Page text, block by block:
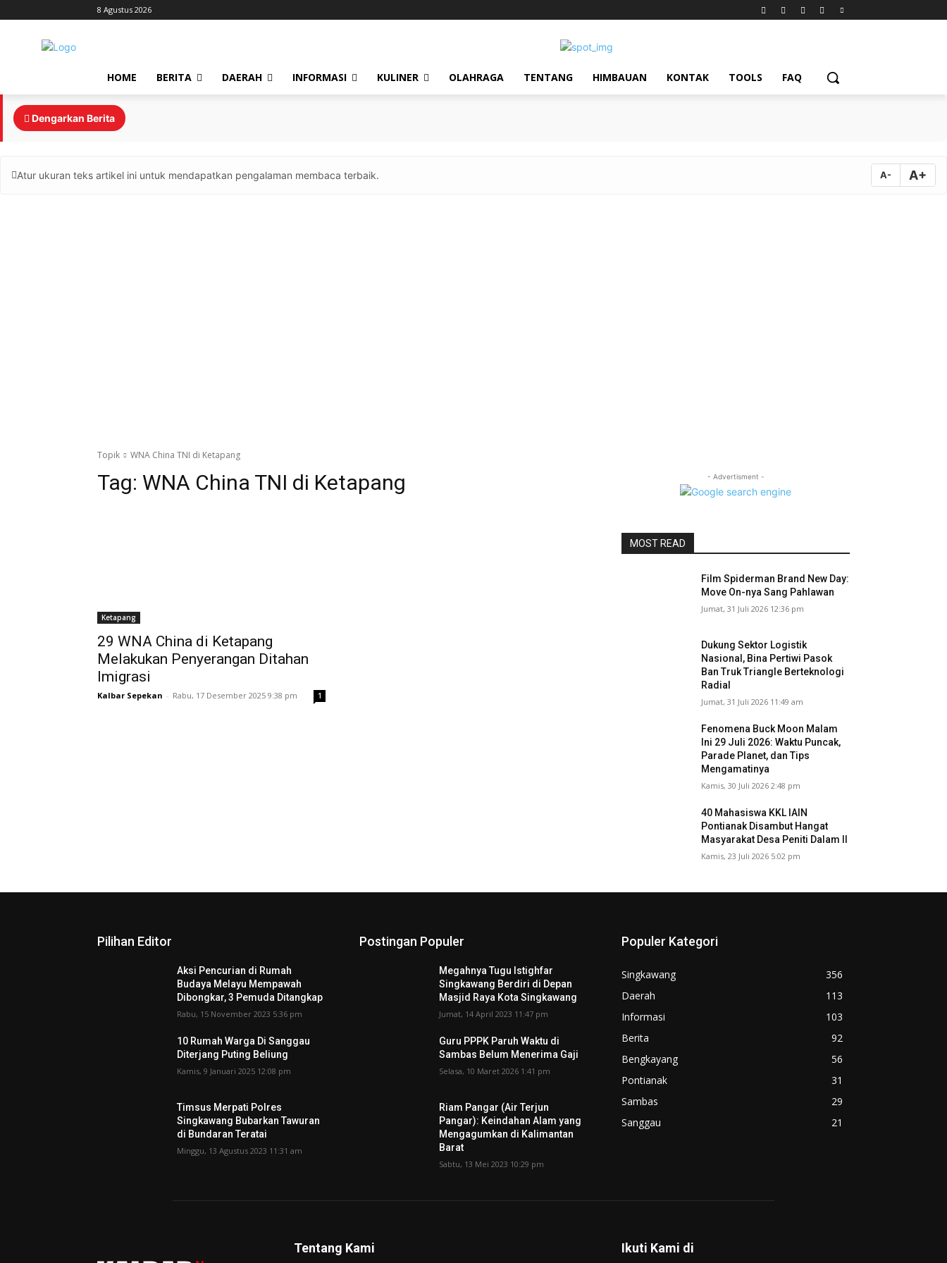
8 Agustus 2026
HOME BERITA DAERAH INFORMASI KULINER OLAHRAGA TENTANG HIMBAUAN KONTAK TOOLS FAQ
Dengarkan Berita
Atur ukuran teks artikel ini untuk mendapatkan pengalaman membaca terbaik. A- A+
Topik WNA China TNI di Ketapang
Tag: WNA China TNI di Ketapang
Ketapang
29 WNA China di Ketapang
Melakukan Penyerangan Ditahan
Imigrasi
Kalbar Sepekan - Rabu, 17 Desember 2025 9:38 pm 1
- Advertisment -
MOST READ
Film Spiderman Brand New Day:
Move On-nya Sang Pahlawan
Jumat, 31 Juli 2026 12:36 pm
Dukung Sektor Logistik
Nasional, Bina Pertiwi Pasok
Ban Truk Triangle Berteknologi
Radial
Jumat, 31 Juli 2026 11:49 am
Fenomena Buck Moon Malam
Ini 29 Juli 2026: Waktu Puncak,
Parade Planet, dan Tips
Mengamatinya
Kamis, 30 Juli 2026 2:48 pm
40 Mahasiswa KKL IAIN
Pontianak Disambut Hangat
Masyarakat Desa Peniti Dalam II
Kamis, 23 Juli 2026 5:02 pm
Pilihan Editor
Aksi Pencurian di Rumah
Budaya Melayu Mempawah
Dibongkar, 3 Pemuda Ditangkap
Rabu, 15 November 2023 5:36 pm
10 Rumah Warga Di Sanggau
Diterjang Puting Beliung
Kamis, 9 Januari 2025 12:08 pm
Timsus Merpati Polres
Singkawang Bubarkan Tawuran
di Bundaran Teratai
Minggu, 13 Agustus 2023 11:31 am
Postingan Populer
Megahnya Tugu Istighfar
Singkawang Berdiri di Depan
Masjid Raya Kota Singkawang
Jumat, 14 April 2023 11:47 pm
Guru PPPK Paruh Waktu di
Sambas Belum Menerima Gaji
Selasa, 10 Maret 2026 1:41 pm
Riam Pangar (Air Terjun
Pangar): Keindahan Alam yang
Mengagumkan di Kalimantan
Barat
Sabtu, 13 Mei 2023 10:29 pm
Populer Kategori
Singkawang
356
Daerah
113
Informasi
103
Berita
92
Bengkayang
56
Pontianak
31
Sambas
29
Sanggau
21
Tentang Kami Ikuti Kami di